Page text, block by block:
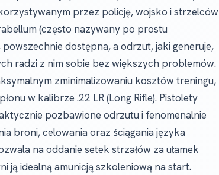
przez policję, wojsko i strzelców
(często nazywany po prostu
dostępna, a odrzut, jaki generuje,
radzi z nim sobie bez większych problemów.
zminimalizowaniu kosztów treningu,
w kalibrze .22 LR (Long Rifle). Pistolety
pozbawione odrzutu i fenomenalnie
broni, celowania oraz ściągania języka
na oddanie setek strzałów za ułamek
ją idealną amunicją szkoleniową na start.